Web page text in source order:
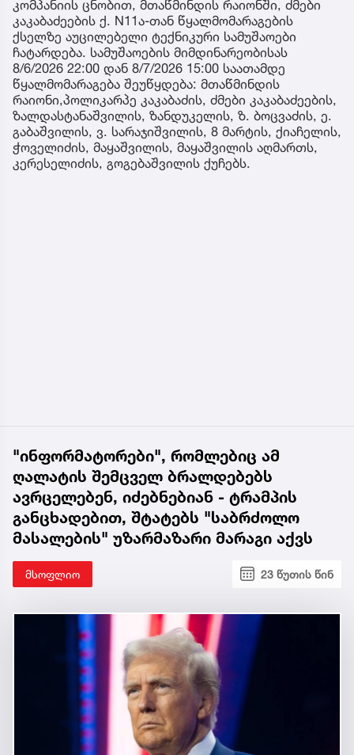
კომპანიის ცნობით, მთაწმინდის რაიონში, ძმები
კაკაბაძეების ქ. N11ა-თან წყალმომარაგების
ქსელზე აუცილებელი ტექნიკური სამუშაოები
ჩატარდება. სამუშაოების მიმდინარეობისას
8/6/2026 22:00 დან 8/7/2026 15:00 საათამდე
წყალმომარაგება შეუწყდება: მთაწმინდის
რაიონი,პოლიკარპე კაკაბაძის, ძმები კაკაბაძეების,
ზალდასტანაშვილის, ზანდუკელის, ზ. ბოცვაძის, ე.
გაბაშვილის, ვ. სარაჯიშვილის, 8 მარტის, ქიაჩელის,
ჭოველიძის, მაყაშვილის, მაყაშვილის აღმართს,
კერესელიძის, გოგებაშვილის ქუჩებს.
"ინფორმატორები", რომლებიც ამ
ღალატის შემცველ ბრალდებებს
ავრცელებენ, იძებნებიან - ტრამპის
განცხადებით, შტატებს "საბრძოლო
მასალების" უზარმაზარი მარაგი აქვს
მსოფლიო 23 წუთის წინ